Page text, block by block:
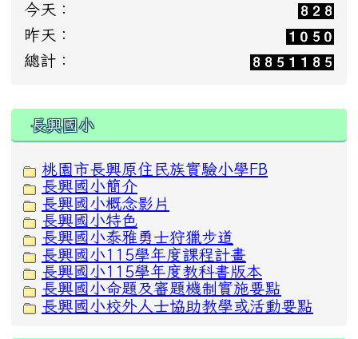
今天：
昨天：
總計：
:::
長興國小
桃園市長興原住民族實驗小學FB
長興國小簡介
長興國小概念影片
長興國小特色
長興國小泰雅勇士狩獵步道
長興國小115學年度課程計畫
長興國小115學年度教科書版本
長興國小命題及審題機制實施要點
長興國小校外人士協助教學或活動要點